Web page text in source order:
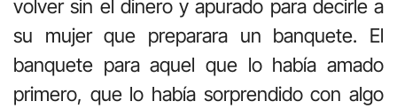
volver sin el dinero y apurado para decirle a
su mujer que preparara un banquete. El
banquete para aquel que lo había amado
primero, que lo había sorprendido con algo